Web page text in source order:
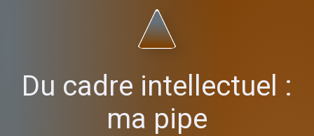
Du cadre intellectuel :
ma pipe